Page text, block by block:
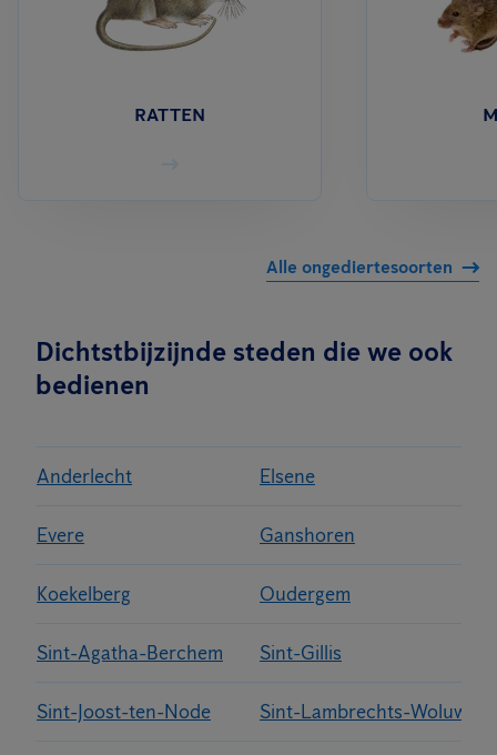
RATTEN
Alle ongediertesoorten
Dichtstbijzijnde steden die we ook
bedienen
Anderlecht Elsene
Evere Ganshoren
Koekelberg Oudergem
Sint-Agatha-Berchem Sint-Gillis
Sint-Joost-ten-Node Sint-Lambrechts-Woluwe